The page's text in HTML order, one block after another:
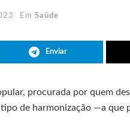
Em Saúde
Enviar
procurada por quem
de harmonização —a que